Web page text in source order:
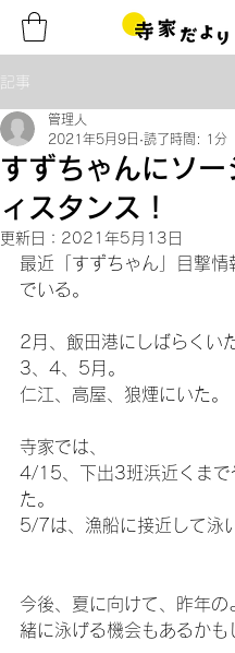
記事
すずちゃんにソー
ィスタンス！
管理人
2021年5月9日 読了時間: 1分
更新日： 2021年5月13日
最近「すずちゃん」目撃情
でいる。
2月、飯田港にしばらくい
3、4、5月。
仁江、高屋、狼煙にいた。
寺家では、
4/15、下出3班浜近くまで
た。
5/7は、漁船に接近して泳
今後、夏に向けて、昨年の
緒に泳げる機会もあるかも